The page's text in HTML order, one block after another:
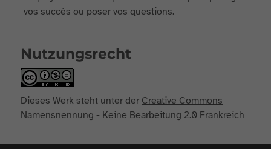
vos succès ou poser vos questions.
Nutzungsrecht
Dieses Werk steht unter der Creative Commons
Namensnennung - Keine Bearbeitung 2.0 Frankreich